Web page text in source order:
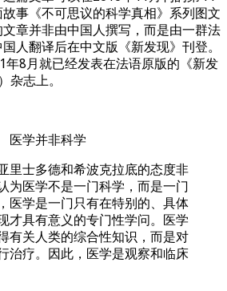
事《不可思议的科学真相》系列图文
章并非由中国人撰写，而是由一群法
人翻译后在中文版《新发现》刊登。
年8月就已经发表在法语原版的《新发
杂志上。
医学并非科学
里士多德和希波克拉底的态度非
为医学不是一门科学，而是一门
医学是一门只有在特别的、具体
才具有意义的专门性学问。医学
有关人类的综合性知识，而是对
治疗。因此，医学是观察和临床